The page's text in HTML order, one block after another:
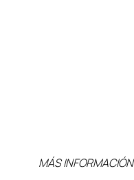
MÁS INFORMACIÓN